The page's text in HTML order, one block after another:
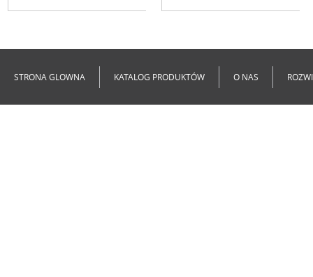
STRONA GLOWNA KATALOG PRODUKTÓW O NAS